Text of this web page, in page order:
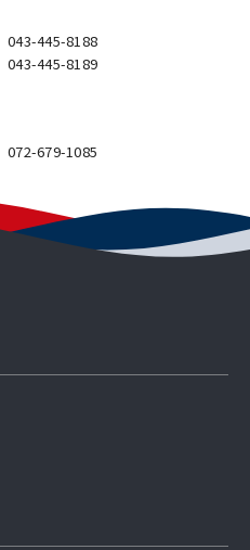
043-445-8188
043-445-8189
072-679-1085